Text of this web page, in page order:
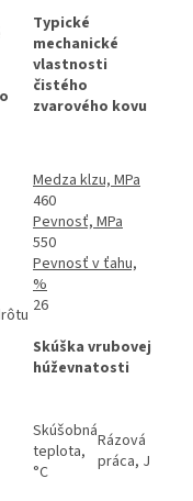
Typické
mechanické
vlastnosti
čistého
zvarového kovu
Medza klzu, MPa
460
Pevnosť, MPa
550
Pevnosť v ťahu,
%
26
Skúška vrubovej
húževnatosti
Skúšobná
teplota,
°C
Rázová
práca, J